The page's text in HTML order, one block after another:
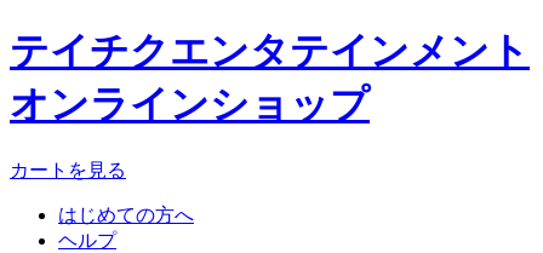
テイチクエンタテインメント
オンラインショップ
カートを見る
はじめての方へ
ヘルプ